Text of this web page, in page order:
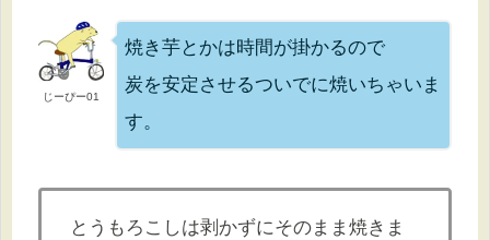
じーぴー01
焼き芋とかは時間が掛かるので
炭を安定させるついでに焼いちゃいま
す。
とうもろこしは剥かずにそのまま焼きま